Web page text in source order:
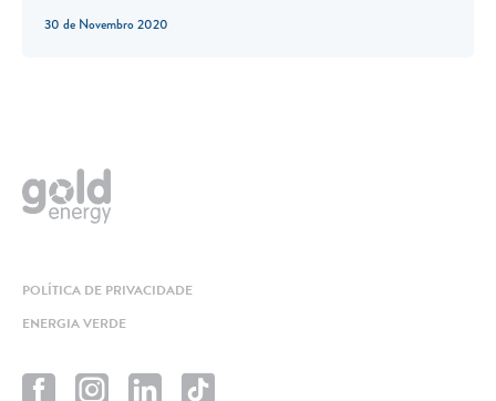
30 de Novembro 2020
POLÍTICA DE PRIVACIDADE
ENERGIA VERDE